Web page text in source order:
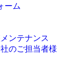
ーム
ンテナンス
のご担当者様